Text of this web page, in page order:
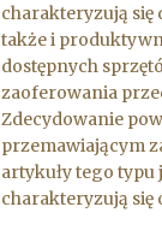
charakteryzują się
także i
dostępnych
zaoferowania
Zdecydowanie
przemawiającym
artykuły tego typu
charakteryzują się